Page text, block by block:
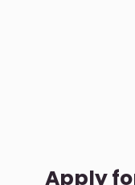
Apply